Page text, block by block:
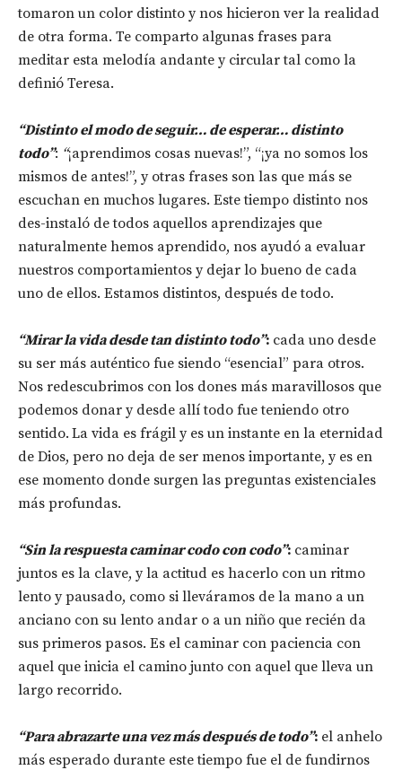
tomaron un color distinto y nos hicieron ver la realidad
de otra forma. Te comparto algunas frases para
meditar esta melodía andante y circular tal como la
definió Teresa.
“Distinto el modo de seguir… de esperar… distinto
todo”: “¡aprendimos cosas nuevas!”, “¡ya no somos los
mismos de antes!”, y otras frases son las que más se
escuchan en muchos lugares. Este tiempo distinto nos
des-instaló de todos aquellos aprendizajes que
naturalmente hemos aprendido, nos ayudó a evaluar
nuestros comportamientos y dejar lo bueno de cada
uno de ellos. Estamos distintos, después de todo.
“Mirar la vida desde tan distinto todo”: cada uno desde
su ser más auténtico fue siendo “esencial” para otros.
Nos redescubrimos con los dones más maravillosos que
podemos donar y desde allí todo fue teniendo otro
sentido. La vida es frágil y es un instante en la eternidad
de Dios, pero no deja de ser menos importante, y es en
ese momento donde surgen las preguntas existenciales
más profundas.
“Sin la respuesta caminar codo con codo”: caminar
juntos es la clave, y la actitud es hacerlo con un ritmo
lento y pausado, como si lleváramos de la mano a un
anciano con su lento andar o a un niño que recién da
sus primeros pasos. Es el caminar con paciencia con
aquel que inicia el camino junto con aquel que lleva un
largo recorrido.
“Para abrazarte una vez más después de todo”: el anhelo
más esperado durante este tiempo fue el de fundirnos